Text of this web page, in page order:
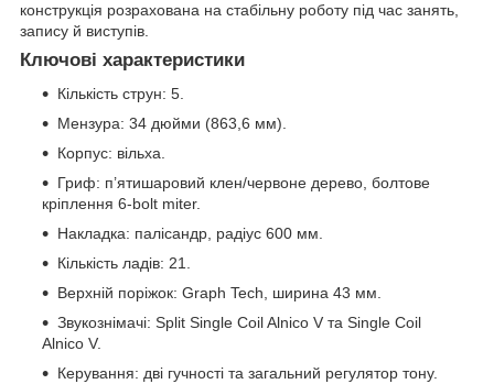
конструкція розрахована на стабільну роботу під час занять,
запису й виступів.
Ключові характеристики
Кількість струн: 5.
Мензура: 34 дюйми (863,6 мм).
Корпус: вільха.
Гриф: п’ятишаровий клен/червоне дерево, болтове
кріплення 6-bolt miter.
Накладка: палісандр, радіус 600 мм.
Кількість ладів: 21.
Верхній поріжок: Graph Tech, ширина 43 мм.
Звукознімачі: Split Single Coil Alnico V та Single Coil
Alnico V.
Керування: дві гучності та загальний регулятор тону.